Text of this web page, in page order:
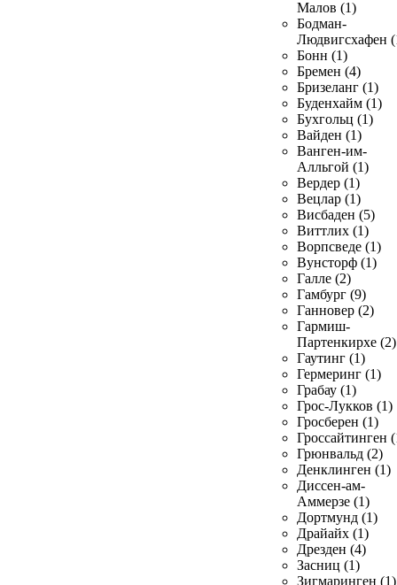
Малов (1)
Бодман-
Людвигсхафен
Бонн (1)
Бремен (4)
Бризеланг (1)
Буденхайм (1)
Бухгольц (1)
Вайден (1)
Ванген-им-
Алльгой (1)
Вердер (1)
Вецлар (1)
Висбаден (5)
Виттлих (1)
Ворпсведе (1)
Вунсторф (1)
Галле (2)
Гамбург (9)
Ганновер (2)
Гармиш-
Партенкирхе (2)
Гаутинг (1)
Гермеринг (1)
Грабау (1)
Грос-Лукков (1)
Гросберен (1)
Гроссайтинген
Грюнвальд (2)
Денклинген (1)
Диссен-ам-
Аммерзе (1)
Дортмунд (1)
Драйайх (1)
Дрезден (4)
Засниц (1)
Зигмаринген (1)